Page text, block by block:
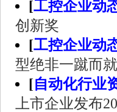
[工控企业动
创新奖
[工控企业动
型绝非一蹴而就
[自动化行业
上市企业发布